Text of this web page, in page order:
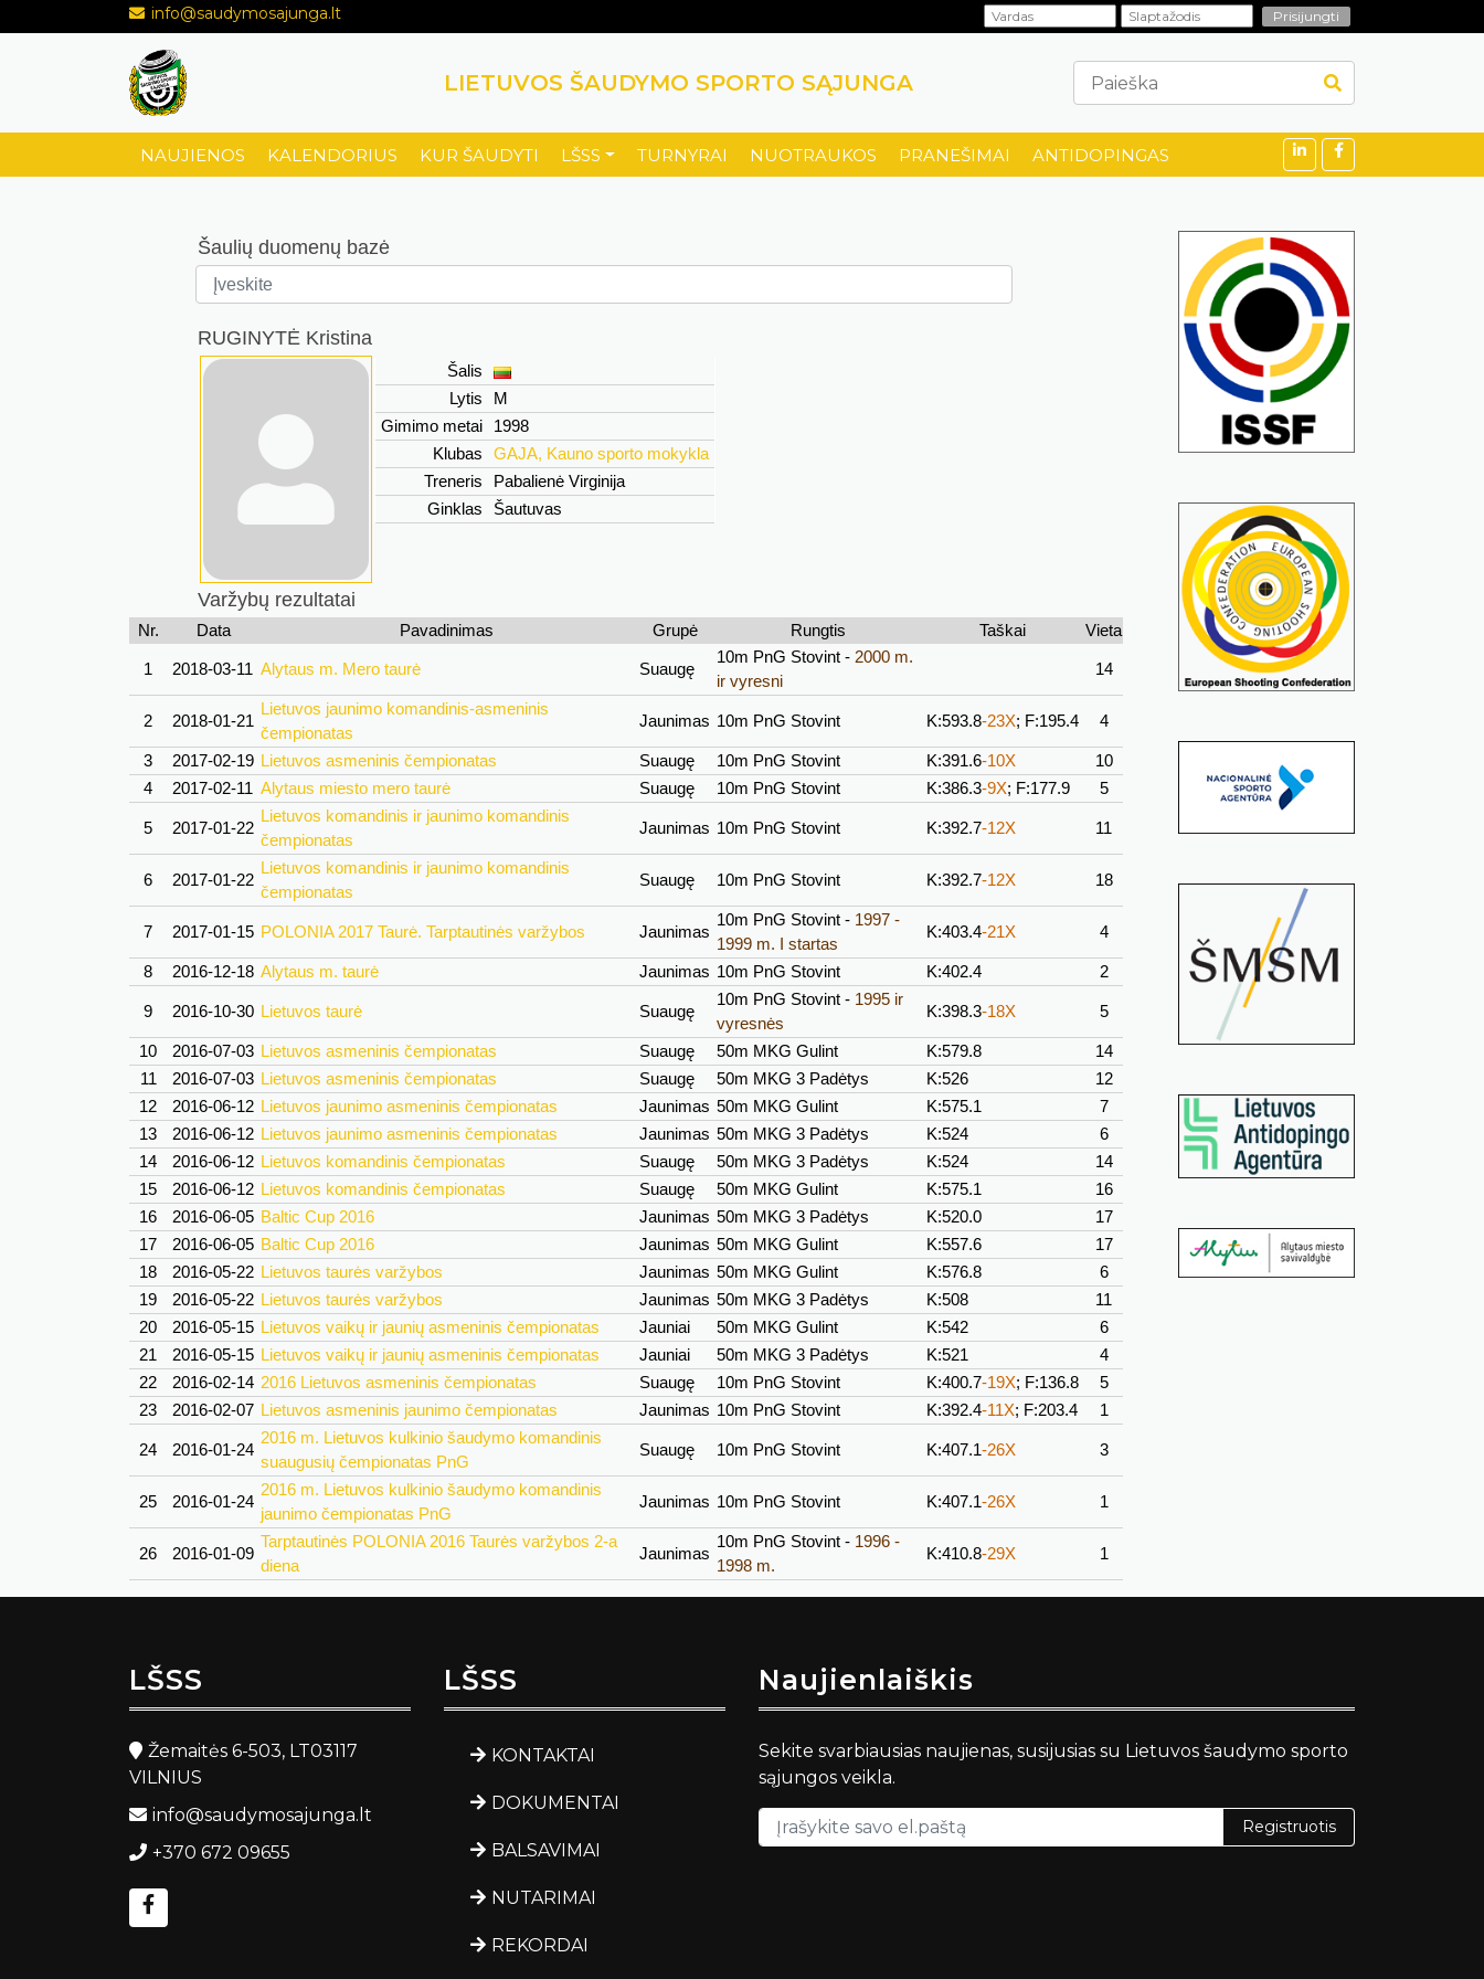
info@saudymosajunga.lt
LIETUVOS ŠAUDYMO SPORTO SĄJUNGA
NAUJIENOS KALENDORIUS KUR ŠAUDYTI LŠSS TURNYRAI NUOTRAUKOS PRANEŠIMAI ANTIDOPINGAS
Šaulių duomenų bazė
RUGINYTĖ Kristina
Šalis
Lytis
M
Gimimo metai
1998
Klubas
GAJA, Kauno sporto mokykla
Treneris
Pabalienė Virginija
Ginklas
Šautuvas
Varžybų rezultatai
Nr. Data Pavadinimas Grupė Rungtis Taškai Vieta
1 2018-03-11 Alytaus m. Mero taurė Suaugę
10m PnG Stovint - 2000 m.
ir vyresni
14
2 2018-01-21
Lietuvos jaunimo komandinis-asmeninis
čempionatas
Jaunimas 10m PnG Stovint K:593.8-23X; F:195.4 4
3 2017-02-19 Lietuvos asmeninis čempionatas Suaugę 10m PnG Stovint K:391.6-10X
10
4
2017-02-11 Alytaus miesto mero taurė Suaugę 10m PnG Stovint K:386.3-9X; F:177.9 5
5 2017-01-22
Lietuvos komandinis ir jaunimo komandinis
čempionatas
Jaunimas 10m PnG Stovint K:392.7-12X 11
6 2017-01-22
Lietuvos komandinis ir jaunimo komandinis
čempionatas
Suaugę 10m PnG Stovint K:392.7-12X 18
7 2017-01-15 POLONIA 2017 Taurė. Tarptautinės varžybos Jaunimas
10m PnG Stovint - 1997 -
1999 m. I startas
K:403.4-21X 4
8 2016-12-18 Alytaus m. taurė Jaunimas 10m PnG Stovint K:402.4 2
9 2016-10-30 Lietuvos taurė Suaugę
10m PnG Stovint - 1995 ir
vyresnės
K:398.3-18X 5
10 2016-07-03 Lietuvos asmeninis čempionatas Suaugę 50m MKG Gulint K:579.8
14
11
2016-07-03 Lietuvos asmeninis čempionatas Suaugę 50m MKG 3 Padėtys K:526
12
12
2016-06-12 Lietuvos jaunimo asmeninis čempionatas Jaunimas 50m MKG Gulint K:575.1
7
13
2016-06-12 Lietuvos jaunimo asmeninis čempionatas Jaunimas 50m MKG 3 Padėtys K:524
6
14
2016-06-12 Lietuvos komandinis čempionatas Suaugę 50m MKG 3 Padėtys K:524
14
15
2016-06-12 Lietuvos komandinis čempionatas Suaugę 50m MKG Gulint K:575.1
16
16
2016-06-05 Baltic Cup 2016 Jaunimas 50m MKG 3 Padėtys K:520.0
17
17
2016-06-05 Baltic Cup 2016 Jaunimas 50m MKG Gulint K:557.6
17
18
2016-05-22 Lietuvos taurės varžybos Jaunimas 50m MKG Gulint K:576.8
6
19
2016-05-22 Lietuvos taurės varžybos Jaunimas 50m MKG 3 Padėtys K:508
11
20
2016-05-15 Lietuvos vaikų ir jaunių asmeninis čempionatas Jauniai 50m MKG Gulint K:542
6
21
2016-05-15 Lietuvos vaikų ir jaunių asmeninis čempionatas Jauniai 50m MKG 3 Padėtys K:521
4
22
2016-02-14 2016 Lietuvos asmeninis čempionatas Suaugę 10m PnG Stovint K:400.7-19X; F:136.8
5
23
2016-02-07 Lietuvos asmeninis jaunimo čempionatas Jaunimas 10m PnG Stovint K:392.4-11X; F:203.4 1
24 2016-01-24
2016 m. Lietuvos kulkinio šaudymo komandinis
suaugusių čempionatas PnG
Suaugę 10m PnG Stovint K:407.1-26X 3
25 2016-01-24
2016 m. Lietuvos kulkinio šaudymo komandinis
jaunimo čempionatas PnG
Jaunimas 10m PnG Stovint K:407.1-26X 1
26 2016-01-09
Tarptautinės POLONIA 2016 Taurės varžybos 2-a
diena
Jaunimas
10m PnG Stovint - 1996 -
1998 m.
K:410.8-29X 1
LŠSS
Žemaitės 6-503, LT03117
VILNIUS
info@saudymosajunga.lt
+370 672 09655
LŠSS
KONTAKTAI
DOKUMENTAI
BALSAVIMAI
NUTARIMAI
REKORDAI
Naujienlaiškis
Sekite svarbiausias naujienas, susijusias su Lietuvos šaudymo sporto
sąjungos veikla.
Registruotis